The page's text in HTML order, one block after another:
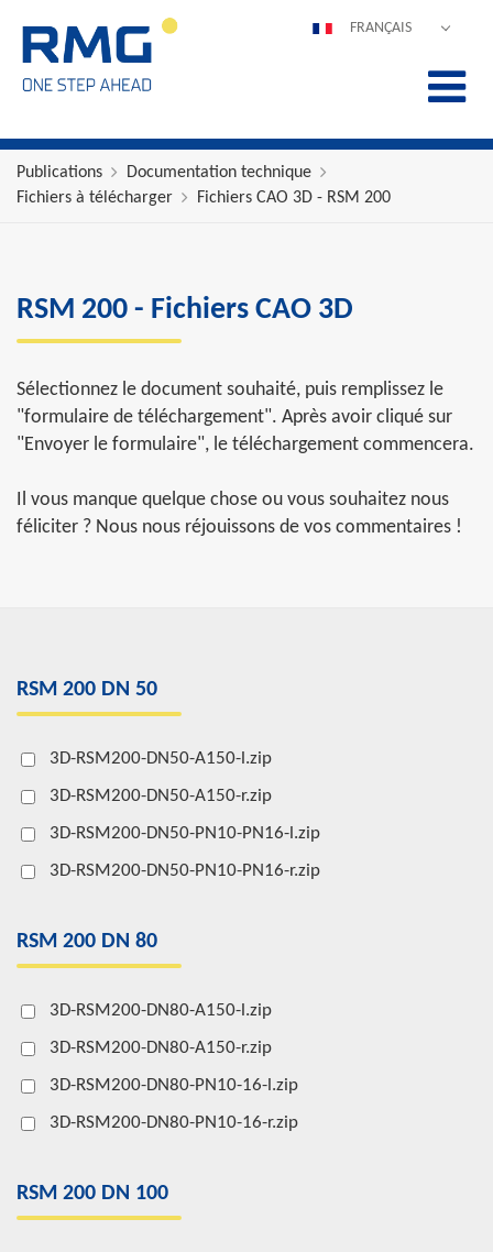
FRANÇAIS
ITALIANO
Publications
Documentation technique
Fichiers à télécharger
Fichiers CAO 3D - RSM 200
RSM 200 - Fichiers CAO 3D
Sélectionnez le document souhaité, puis remplissez le
"formulaire de téléchargement". Après avoir cliqué sur
"Envoyer le formulaire", le téléchargement commencera.
Il vous manque quelque chose ou vous souhaitez nous
féliciter ? Nous nous réjouissons de vos commentaires !
RSM 200 DN 50
3D-RSM200-DN50-A150-l.zip
3D-RSM200-DN50-A150-r.zip
3D-RSM200-DN50-PN10-PN16-l.zip
3D-RSM200-DN50-PN10-PN16-r.zip
RSM 200 DN 80
3D-RSM200-DN80-A150-l.zip
3D-RSM200-DN80-A150-r.zip
3D-RSM200-DN80-PN10-16-l.zip
3D-RSM200-DN80-PN10-16-r.zip
RSM 200 DN 100